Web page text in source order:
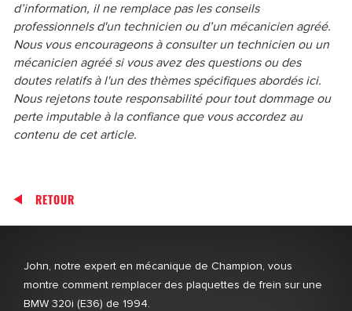
d’information, il ne remplace pas les conseils
professionnels d'un technicien ou d’un mécanicien agréé.
Nous vous encourageons à consulter un technicien ou un
mécanicien agréé si vous avez des questions ou des
doutes relatifs à l'un des thèmes spécifiques abordés ici.
Nous rejetons toute responsabilité pour tout dommage ou
perte imputable à la confiance que vous accordez au
contenu de cet article.
RETOUR
John, notre expert en mécanique de Champion, vous
montre comment remplacer des plaquettes de frein sur une
BMW 320i (E36) de 1994.